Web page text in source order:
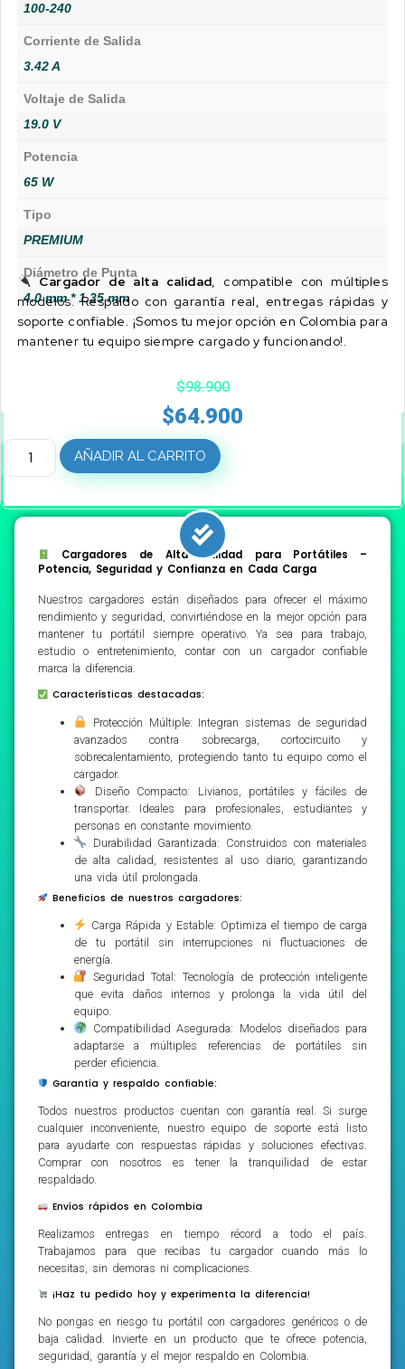
100-240
Corriente de Salida
3.42 A
Voltaje de Salida
19.0 V
Potencia
65 W
Tipo
PREMIUM
Diámetro de Punta
4.0 mm * 1.35 mm
Cargador de alta calidad, compatible con múltiples
modelos. Respaldo con garantía real, entregas rápidas y
soporte confiable. ¡Somos tu mejor opción en Colombia para
mantener tu equipo siempre cargado y funcionando!.
$98.900
$64.900
AÑADIR AL CARRITO
Cargadores de Alta Calidad para Portátiles –
Potencia, Seguridad y Confianza en Cada Carga
Nuestros cargadores están diseñados para ofrecer el máximo
rendimiento y seguridad, convirtiéndose en la mejor opción para
mantener tu portátil siempre operativo. Ya sea para trabajo,
estudio o entretenimiento, contar con un cargador confiable
marca la diferencia.
Características destacadas:
Protección Múltiple: Integran sistemas de seguridad
avanzados contra sobrecarga, cortocircuito y
sobrecalentamiento, protegiendo tanto tu equipo como el
cargador.
Diseño Compacto: Livianos, portátiles y fáciles de
transportar. Ideales para profesionales, estudiantes y
personas en constante movimiento.
Durabilidad Garantizada: Construidos con materiales
de alta calidad, resistentes al uso diario, garantizando
una vida útil prolongada.
Beneficios de nuestros cargadores:
Carga Rápida y Estable: Optimiza el tiempo de carga
de tu portátil sin interrupciones ni fluctuaciones de
energía.
Seguridad Total: Tecnología de protección inteligente
que evita daños internos y prolonga la vida útil del
equipo.
Compatibilidad Asegurada: Modelos diseñados para
adaptarse a múltiples referencias de portátiles sin
perder eficiencia.
Garantía y respaldo confiable:
Todos nuestros productos cuentan con garantía real. Si surge
cualquier inconveniente, nuestro equipo de soporte está listo
para ayudarte con respuestas rápidas y soluciones efectivas.
Comprar con nosotros es tener la tranquilidad de estar
respaldado.
Envíos rápidos en Colombia
Realizamos entregas en tiempo récord a todo el país.
Trabajamos para que recibas tu cargador cuando más lo
necesitas, sin demoras ni complicaciones.
¡Haz tu pedido hoy y experimenta la diferencia!
No pongas en riesgo tu portátil con cargadores genéricos o de
baja calidad. Invierte en un producto que te ofrece potencia,
seguridad, garantía y el mejor respaldo en Colombia.